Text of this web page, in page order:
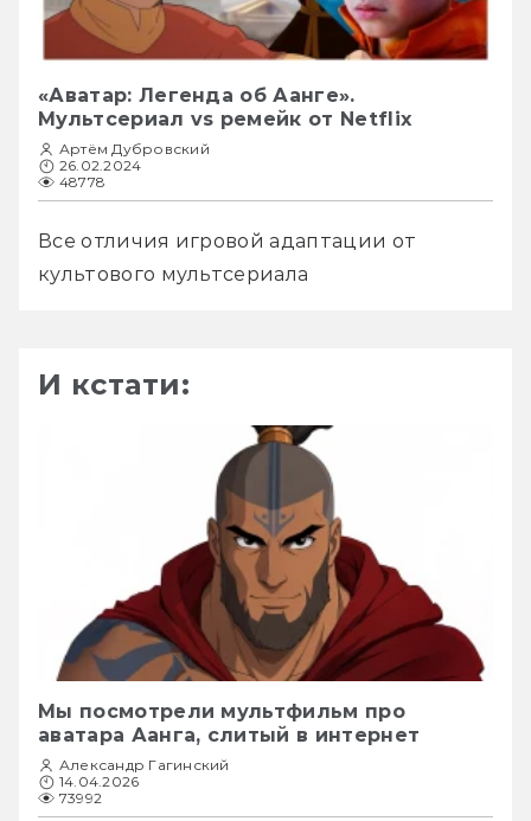
«Аватар: Легенда об Аанге».
Мультсериал vs ремейк от Netflix
Артём Дубровский
26.02.2024
48778
Все отличия игровой адаптации от
культового мультсериала
И кстати:
Мы посмотрели мультфильм про
аватара Аанга, слитый в интернет
Александр Гагинский
14.04.2026
73992